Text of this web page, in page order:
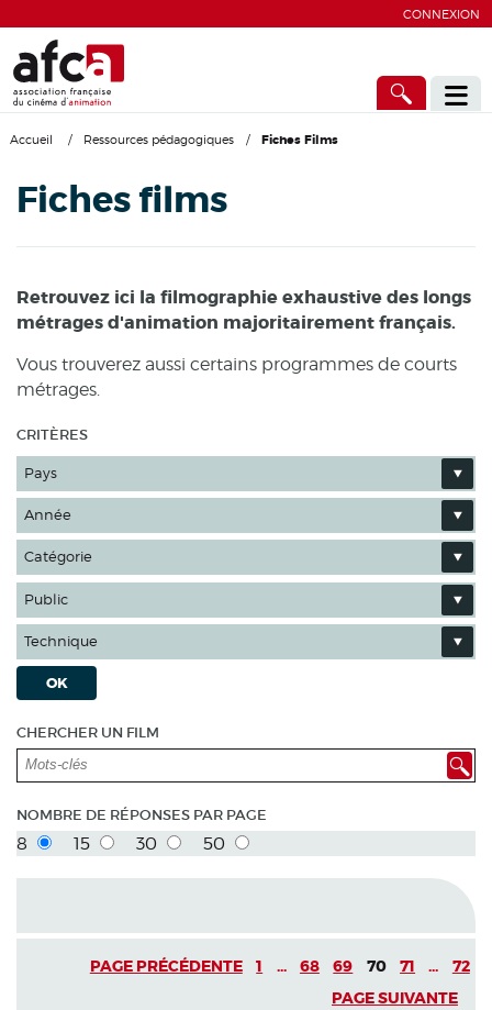
CONNEXION
Accueil / Ressources pédagogiques / Fiches Films
Fiches films
Retrouvez ici la filmographie exhaustive des longs
métrages d'animation majoritairement français.
Vous trouverez aussi certains programmes de courts
métrages.
CRITÈRES
Pays
Année
Catégorie
Public
Technique
OK
CHERCHER UN FILM
NOMBRE DE RÉPONSES PAR PAGE
8 15 30 50
PAGE PRÉCÉDENTE 1 ... 68 69 70 71 ...
72
PAGE SUIVANTE